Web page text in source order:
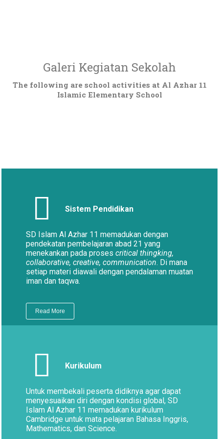
Galeri Kegiatan Sekolah
The following are school activities at Al Azhar 11
Islamic Elementary School
Sistem Pendidikan
SD Islam Al Azhar 11 memadukan dengan
pendekatan pembelajaran abad 21 yang
menekankan pada proses critical thingking,
collaborative, creative, communication. Di mana
setiap materi diawali dengan pendalaman muatan
iman dan taqwa.
Read More
Kurikulum
Untuk membekali peserta didiknya agar dapat
menyesuaikan diri dengan kondisi global, SD
Islam Al Azhar 11 memadukan kurikulum
Cambridge untuk mata pelajaran Bahasa Inggris,
Mathematics, dan Science.